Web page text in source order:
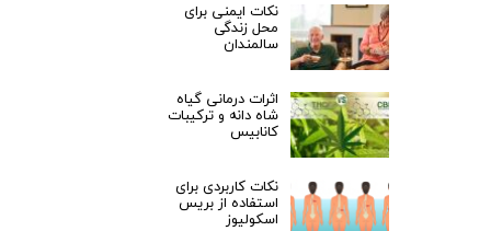
نکات ایمنی برای
محل زندگی
سالمندان
اثرات درمانی گیاه
شاه دانه و ترکیبات
کانابیس
نکات کاربردی برای
استفاده از بریس
اسکولیوز